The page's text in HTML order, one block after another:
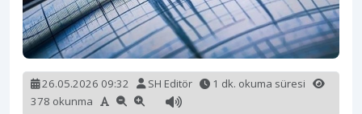
26.05.2026 09:32 SH Editör
1 dk. okuma süresi
378 okunma